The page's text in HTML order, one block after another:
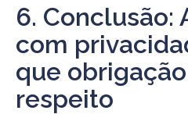
6. Conclusão:
com
que
respeito